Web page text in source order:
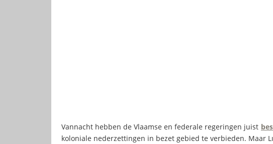
Vannacht hebben de Vlaamse en federale regeringen juist
koloniale nederzettingen in bezet gebied te verbieden. Maar